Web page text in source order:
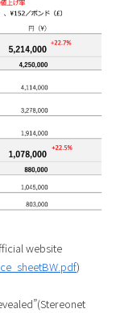
website
)